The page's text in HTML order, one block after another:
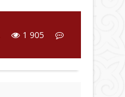
1 905